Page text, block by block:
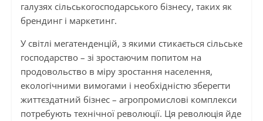
галузях сільськогосподарського бізнесу, таких як
брендинг і маркетинг.
У світлі мегатенденцій, з якими стикається сільське
господарство – зі зростаючим попитом на
продовольство в міру зростання населення,
екологічними вимогами і необхідністю зберегти
життєздатний бізнес – агропромислові комплекси
потребують технічної революції. Ця революція йде